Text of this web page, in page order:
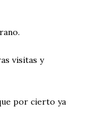
visitas y
por cierto ya